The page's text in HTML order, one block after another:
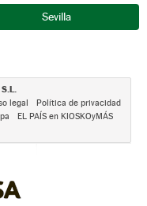
Sevilla
legal
Política de privacidad
EL PAÍS en KIOSKOyMÁS